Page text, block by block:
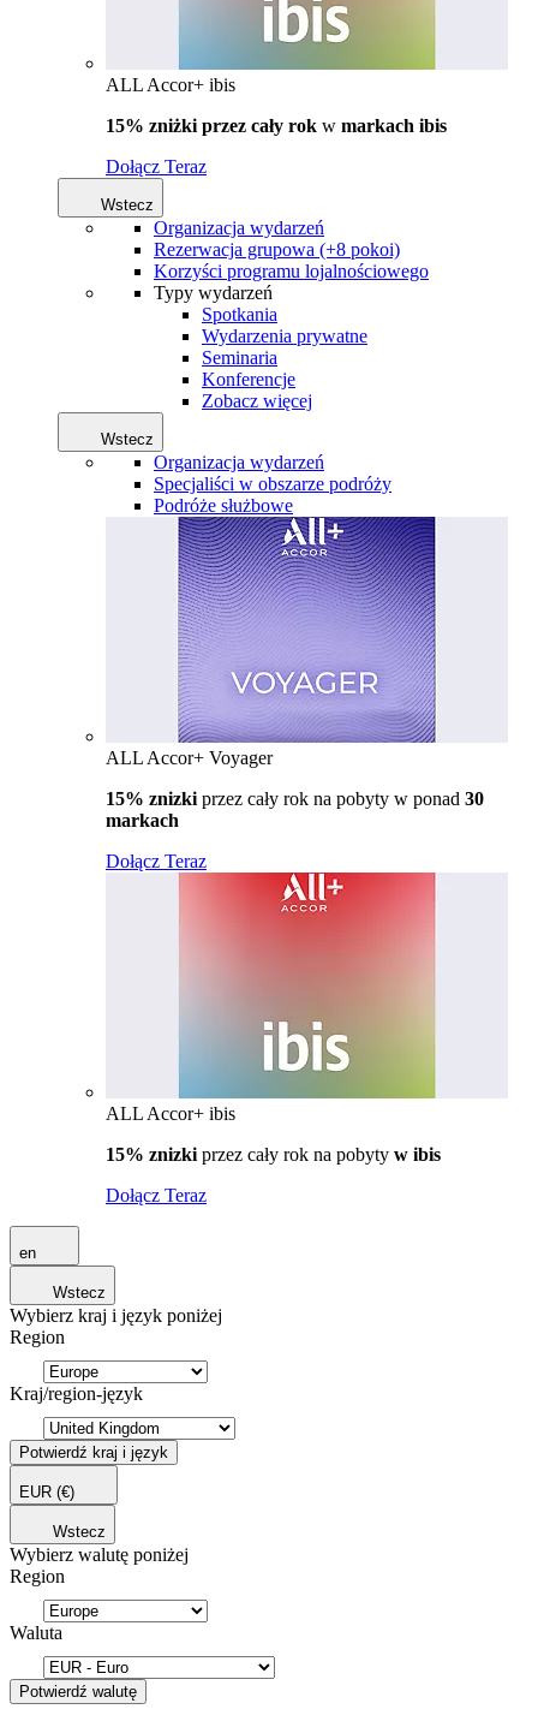
ALL Accor+ ibis
15% zniżki przez cały rok w markach ibis
Dołącz Teraz
Wstecz
Organizacja wydarzeń
Rezerwacja grupowa (+8 pokoi)
Korzyści programu lojalnościowego
Typy wydarzeń
Spotkania
Wydarzenia prywatne
Seminaria
Konferencje
Zobacz więcej
Wstecz
Organizacja wydarzeń
Specjaliści w obszarze podróży
Podróże służbowe
ALL Accor+ Voyager
15% znizki przez cały rok na pobyty w ponad 30
markach
Dołącz Teraz
ALL Accor+ ibis
15% znizki przez cały rok na pobyty w ibis
Dołącz Teraz
en
Wstecz
Wybierz kraj i język poniżej
Region
Kraj/region-język
Potwierdź kraj i język
EUR (€)
Wstecz
Wybierz walutę poniżej
Region
Waluta
Potwierdź walutę